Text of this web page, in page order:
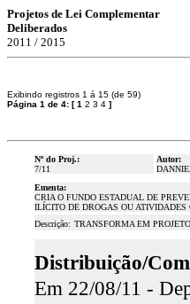
Projetos de Lei Complementar
Deliberados
2011 / 2015
Exibindo registros 1 á 15 (de 59)
Página 1 de 4: [1 2 3 4 ]
Nº do Proj.:
7/11
Autor:
Ementa:
CRIA O FUNDO ESTADUAL DE
ILÍCITO DE DROGAS OU ATIVIDADES
Descrição: TRANSFORMA EM
Distribuição/
Em 22/08/11 -